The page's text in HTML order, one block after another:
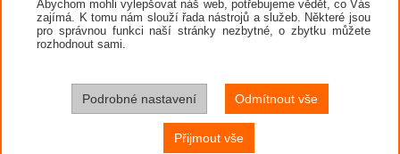
26.6.2026
ESET: S příchodem léta
zaplavují Česko falešné mobilní
Chase Home App či Candy
Race Launcher. Hlavním cílem
útočníků bylo v tomto případě
Polsko, následováno Českem a
Slovenskem...
24.6.2026
úspěšně
Abychom mohli vylepšovat náš web, potřebujeme vědět, co Vás
zajímá. K tomu nám slouží řada nástrojů a služeb. Některé jsou
pro správnou funkci naší stránky nezbytné, o zbytku můžete
rozhodnout sami.
Podrobné nastavení Odmítnout vše
Přijmout vše